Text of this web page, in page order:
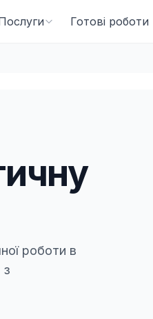
Готові роботи
роботи в
з